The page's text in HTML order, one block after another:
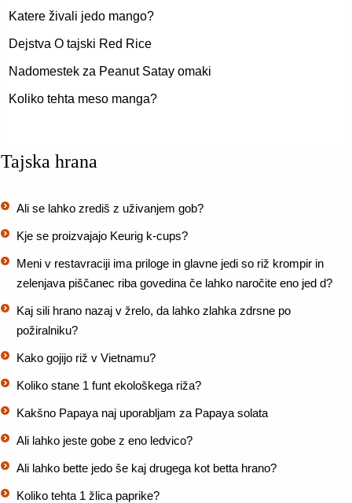
Katere živali jedo mango?
Dejstva O tajski Red Rice
Nadomestek za Peanut Satay omaki
Koliko tehta meso manga?
Tajska hrana
Ali se lahko zrediš z uživanjem gob?
Kje se proizvajajo Keurig k-cups?
Meni v restavraciji ima priloge in glavne jedi so riž krompir in
zelenjava piščanec riba govedina če lahko naročite eno jed d?
Kaj sili hrano nazaj v žrelo, da lahko zlahka zdrsne po
požiralniku?
Kako gojijo riž v Vietnamu?
Koliko stane 1 funt ekološkega riža?
Kakšno Papaya naj uporabljam za Papaya solata
Ali lahko jeste gobe z eno ledvico?
Ali lahko bette jedo še kaj drugega kot betta hrano?
Koliko tehta 1 žlica paprike?